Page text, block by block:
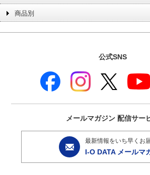
商品別
公式SNS
メールマガジン 配信サー
最新情報をいち早くお
I-O DATA メールマ